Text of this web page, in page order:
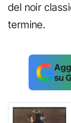
del noir
termine.
su